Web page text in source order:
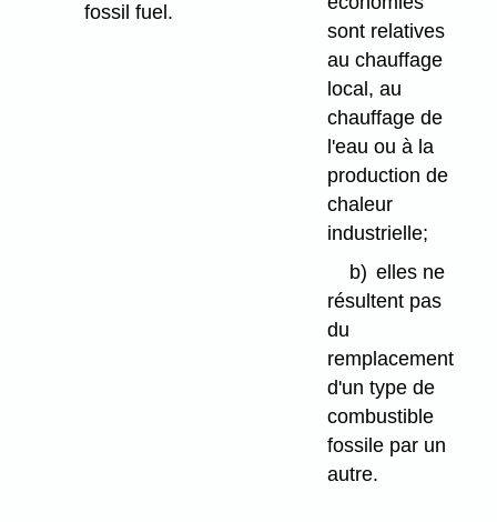
fossil fuel.
sont relatives
au chauffage
local, au
chauffage de
l'eau ou à la
production de
chaleur
industrielle;
b) elles ne
résultent pas
du
remplacement
d'un type de
combustible
fossile par un
autre.